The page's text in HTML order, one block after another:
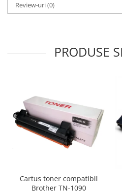
Review-uri(0)
PRODUSE
Cartus toner compatibil
Brother TN-1090